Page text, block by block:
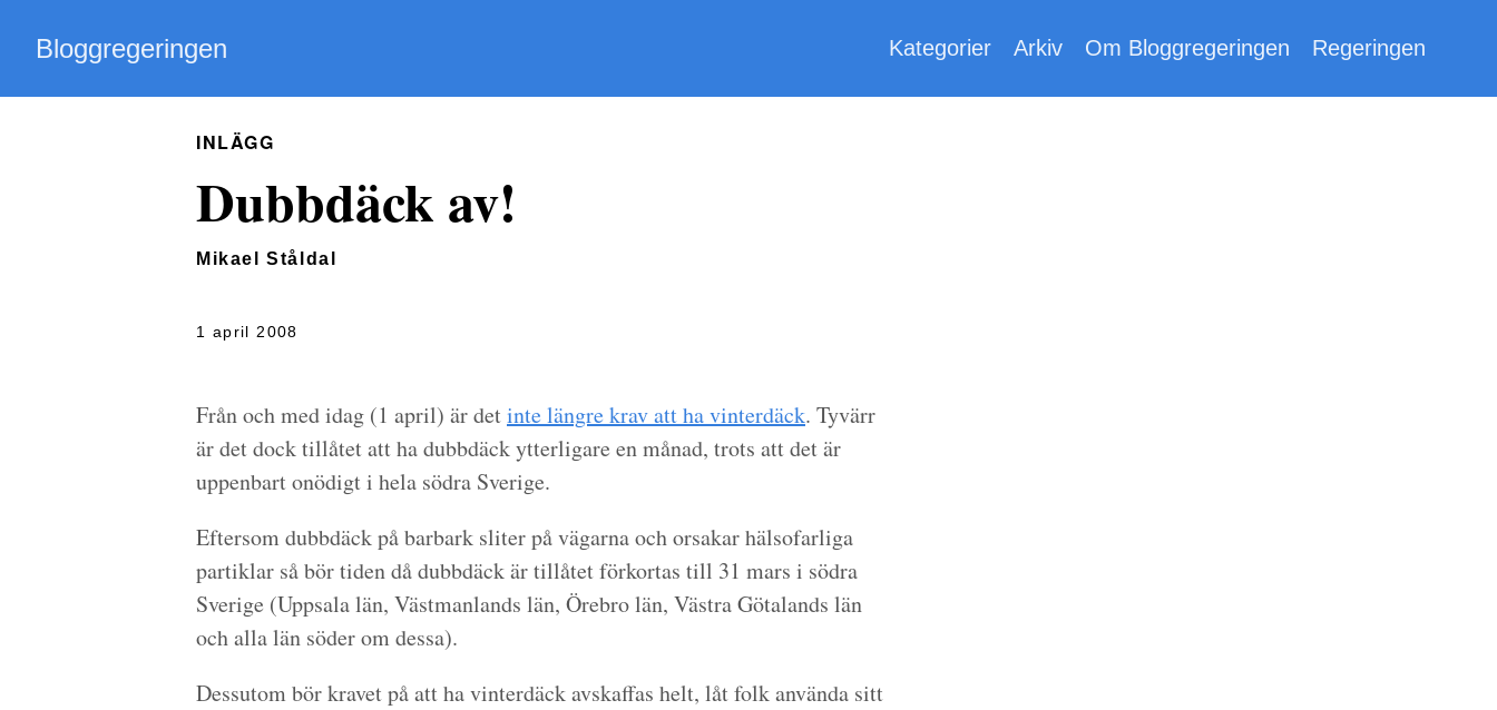
Bloggregeringen Kategorier Arkiv Om Bloggregeringen Regeringen
INLÄGG
Dubbdäck av!
Mikael Ståldal
1 april 2008
Från och med idag (1 april) är detinte längre krav att ha vinterdäck. Tyvärr
är det dock tillåtet att ha dubbdäck ytterligare en månad, trots att det är
uppenbart onödigt i hela södra Sverige.
Eftersom dubbdäck på barbark sliter på vägarna och orsakar hälsofarliga
partiklar så bör tiden då dubbdäck är tillåtet förkortas till 31 mars i södra
Sverige (Uppsala län, Västmanlands län, Örebro län, Västra Götalands län
och alla län söder om dessa).
Dessutom bör kravet på att ha vinterdäck avskaffas helt, låt folk använda sitt